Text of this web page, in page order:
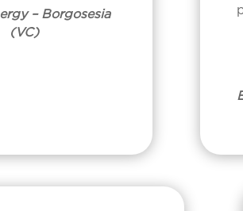
– Borgosesia
(VC)